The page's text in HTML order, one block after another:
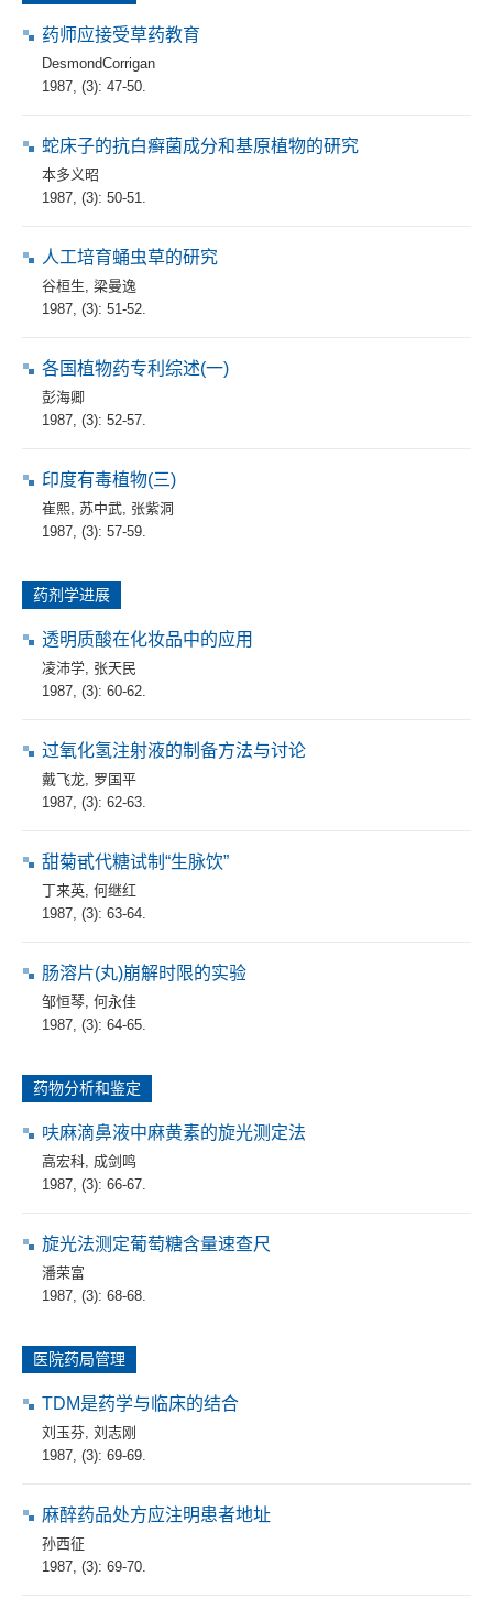
药师应接受草药教育
DesmondCorrigan
1987, (3): 47-50.
蛇床子的抗白癣菌成分和基原植物的研究
本多义昭
1987, (3): 50-51.
人工培育蛹虫草的研究
谷桓生 梁曼逸
1987, (3): 51-52.
各国植物药专利综述(一)
彭海卿
1987, (3): 52-57.
印度有毒植物(三)
崔熙 苏中武 张紫洞
1987, (3): 57-59.
药剂学进展
透明质酸在化妆品中的应用
凌沛学 张天民
1987, (3): 60-62.
过氧化氢注射液的制备方法与讨论
戴飞龙 罗国平
1987, (3): 62-63.
甜菊甙代糖试制“生脉饮”
丁来英 何继红
1987, (3): 63-64.
肠溶片(丸)崩解时限的实验
邹恒琴 何永佳
1987, (3): 64-65.
药物分析和鉴定
呋麻滴鼻液中麻黄素的旋光测定法
高宏科 成剑鸣
1987, (3): 66-67.
旋光法测定葡萄糖含量速查尺
潘荣富
1987, (3): 68-68.
医院药局管理
TDM是药学与临床的结合
刘玉芬 刘志刚
1987, (3): 69-69.
麻醉药品处方应注明患者地址
孙西征
1987, (3): 69-70.